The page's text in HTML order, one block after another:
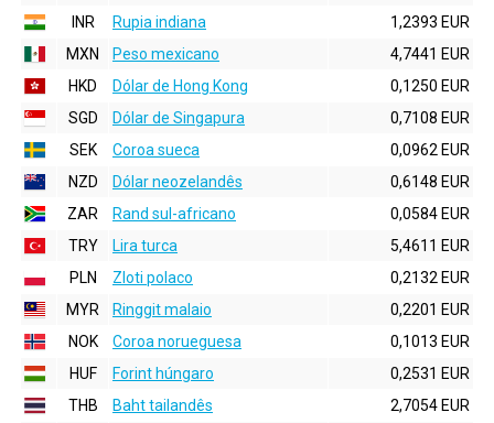
INR
Rupia indiana
1,2393 EUR
MXN
Peso mexicano
4,7441 EUR
HKD
Dólar de Hong Kong
0,1250 EUR
SGD
Dólar de Singapura
0,7108 EUR
SEK
Coroa sueca
0,0962 EUR
NZD
Dólar neozelandês
0,6148 EUR
ZAR
Rand sul-africano
0,0584 EUR
TRY
Lira turca
5,4611 EUR
PLN
Zloti polaco
0,2132 EUR
MYR
Ringgit malaio
0,2201 EUR
NOK
Coroa norueguesa
0,1013 EUR
HUF
Forint húngaro
0,2531 EUR
THB
Baht tailandês
2,7054 EUR